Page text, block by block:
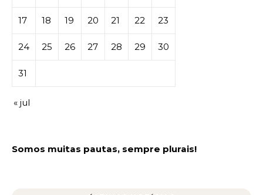
17 18 19 20 21 22 23
24 25 26 27 28 29 30
31
« jul
Somos muitas pautas, sempre plurais!